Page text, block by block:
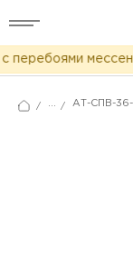
/ ... / АТ-СПВ-